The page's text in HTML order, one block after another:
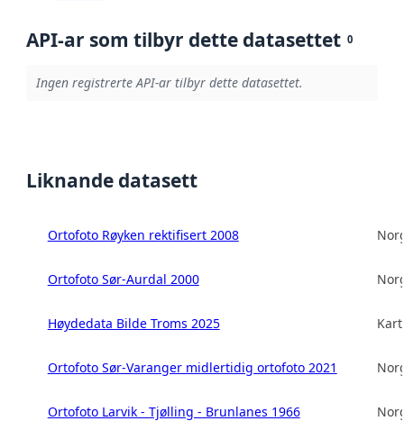
API-ar som tilbyr dette datasettet 0
Ingen registrerte API-ar tilbyr dette datasettet.
Liknande datasett
Ortofoto Røyken rektifisert 2008
Ortofoto Sør-Aurdal 2000
Høydedata Bilde Troms 2025
Ortofoto Sør-Varanger midlertidig ortofoto 2021
Ortofoto Larvik - Tjølling - Brunlanes 1966